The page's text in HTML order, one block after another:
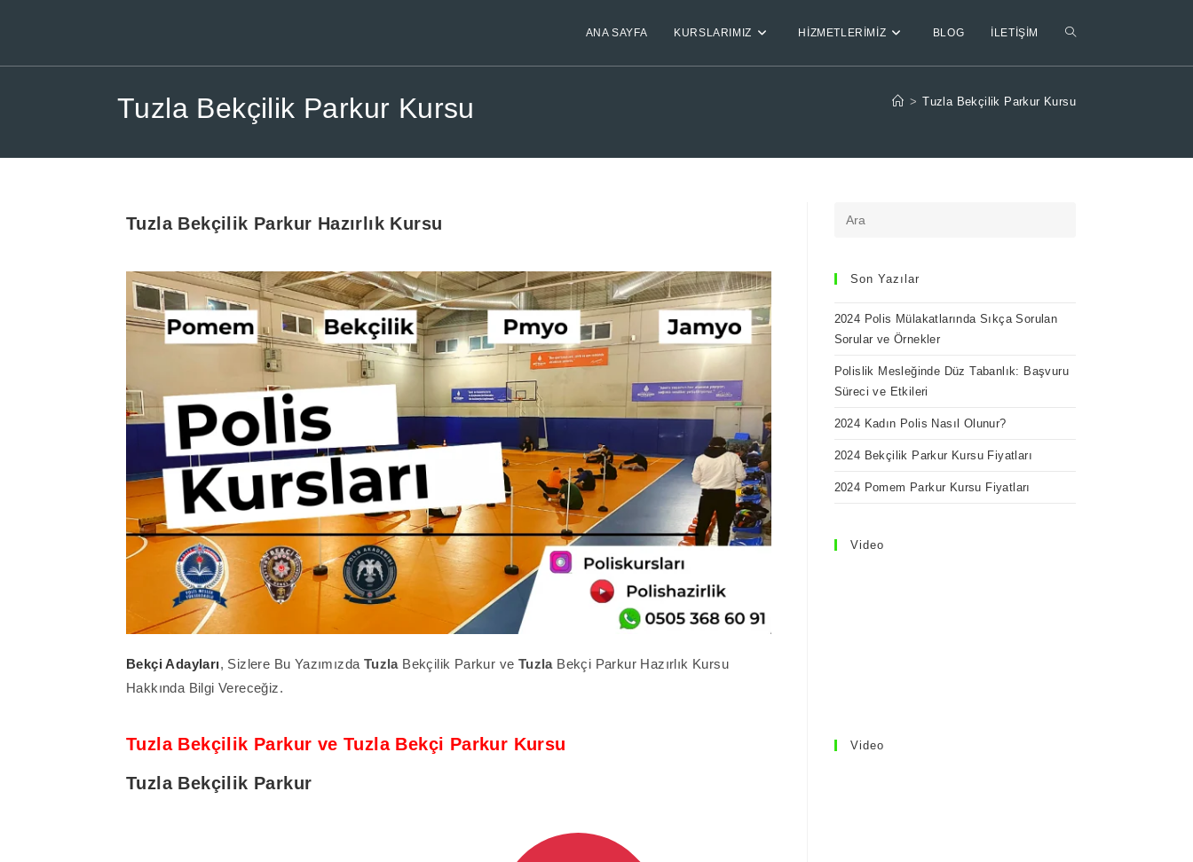
ANA SAYFA KURSLARIMIZ HIZMETLERIMIZ BLOG İLETIŞIM
Tuzla Bekçilik Parkur Kursu > Tuzla Bekçilik Parkur Kursu
Tuzla Bekçilik Parkur Hazırlık Kursu
Bekçi Adayları, Sizlere Bu Yazımızda Tuzla Bekçilik Parkur ve Tuzla Bekçi Parkur Hazırlık Kursu
Hakkında Bilgi Vereceğiz.
Tuzla Bekçilik Parkur ve Tuzla Bekçi Parkur Kursu
Tuzla Bekçilik Parkur
Son Yazılar
2024 Polis Mülakatlarında Sıkça Sorulan
Sorular ve Örnekler
Polislik Mesleğinde Düz Tabanlık: Başvuru
Süreci ve Etkileri
2024 Kadın Polis Nasıl Olunur?
2024 Bekçilik Parkur Kursu Fiyatları
2024 Pomem Parkur Kursu Fiyatları
Video
Video